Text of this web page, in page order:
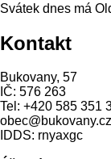
Svátek dnes má
Kontakt
Bukovany, 57
IČ: 576 263
Tel: +420 585 351
obec@bukovany.cz
IDDS: rnyaxgc